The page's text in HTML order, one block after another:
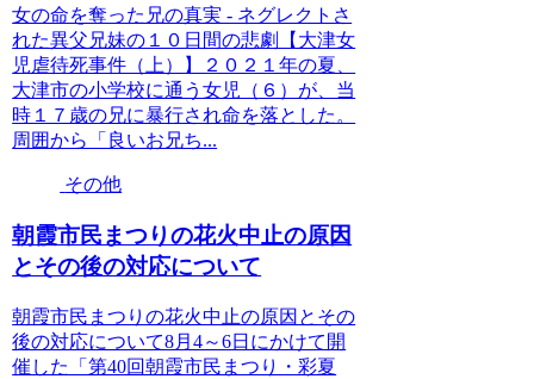
女の命を奪った兄の真実 - ネグレクトさ
れた異父兄妹の１０日間の悲劇【大津女
児虐待死事件（上）】２０２１年の夏、
大津市の小学校に通う女児（６）が、当
時１７歳の兄に暴行され命を落とした。
周囲から「良いお兄ち...
その他
朝霞市民まつりの花火中止の原因
とその後の対応について
朝霞市民まつりの花火中止の原因とその
後の対応について8月4～6日にかけて開
催した「第40回朝霞市民まつり・彩夏